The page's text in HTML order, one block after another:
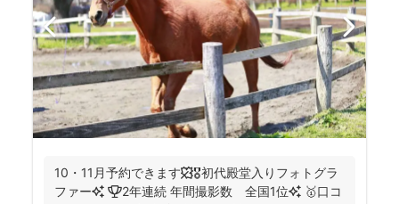
10・11月予約できます🍁🎖初代殿堂入りフォトグラ
ファー✨ 🏆2年連続 年間撮影数 全国1位✨ 🥇口コ